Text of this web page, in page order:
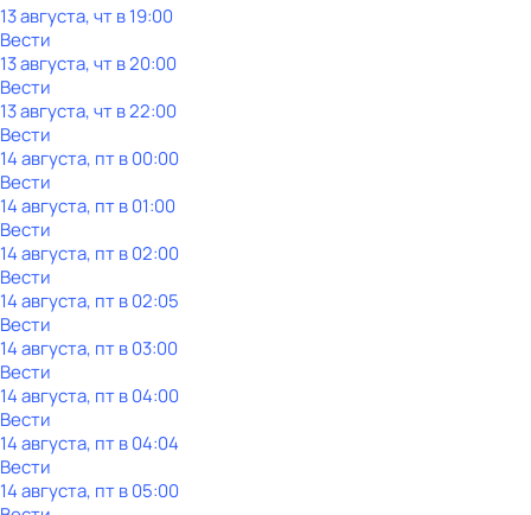
13 августа, чт в 19:00
Вести
13 августа, чт в 20:00
Вести
13 августа, чт в 22:00
Вести
14 августа, пт в 00:00
Вести
14 августа, пт в 01:00
Вести
14 августа, пт в 02:00
Вести
14 августа, пт в 02:05
Вести
14 августа, пт в 03:00
Вести
14 августа, пт в 04:00
Вести
14 августа, пт в 04:04
Вести
14 августа, пт в 05:00